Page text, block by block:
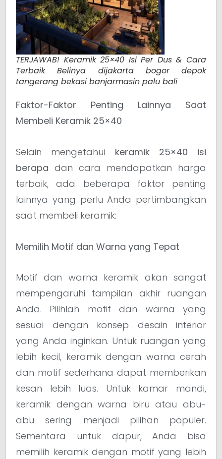
TERJAWAB! Keramik 25×40 Isi Per Dus & Cara
Terbaik Belinya dijakarta bogor depok
tangerang bekasi banjarmasin palu bali
Faktor-Faktor Penting Lainnya Saat
Membeli Keramik 25×40
Selain mengetahui keramik 25×40 isi
berapa dan cara mendapatkan harga
terbaik, ada beberapa faktor penting
lainnya yang perlu Anda pertimbangkan
saat membeli keramik:
Memilih Motif dan Warna yang Tepat
Motif dan warna keramik akan sangat
mempengaruhi tampilan akhir ruangan
Anda. Pilihlah motif dan warna yang
sesuai dengan konsep desain interior
yang Anda inginkan. Untuk ruangan yang
lebih kecil, keramik dengan warna cerah
dan motif sederhana dapat memberikan
kesan lebih luas. Untuk kamar mandi,
keramik dengan warna biru atau abu-
abu sering menjadi pilihan populer.
Sementara untuk dapur, Anda bisa
memilih keramik dengan motif yang lebih